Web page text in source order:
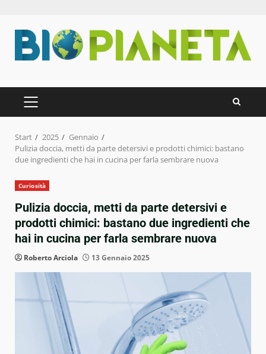
Inhalt
springen
PRIMÄRES
MENÜ
Start 2025
Gennaio
Pulizia doccia, metti da parte detersivi e prodotti chimici: bastano
due ingredienti che hai in cucina per farla sembrare nuova
Curiosità
Pulizia doccia, metti da parte detersivi e
prodotti chimici: bastano due ingredienti che
hai in cucina per farla sembrare nuova
Roberto Arciola 13 Gennaio 2025